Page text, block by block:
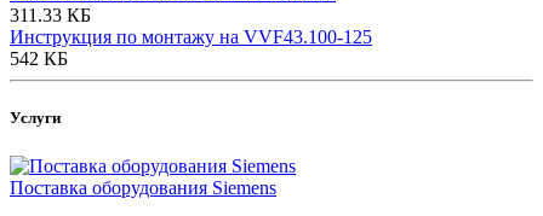
311.33 КБ
Инструкция по монтажу на VVF43.100-125
542 КБ
Услуги
Поставка оборудования Siemens